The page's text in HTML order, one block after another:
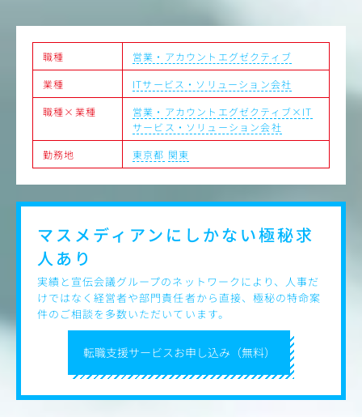
職種
営業・アカウントエグゼクティブ
業種
ITサービス・ソリューション会社
職種×業種
営業・アカウントエグゼクティブ×IT
サービス・ソリューション会社
勤務地
東京都 関東
転職支援サービスお申し込み（無料）
マスメディアンにしかない極秘求
人あり
実績と宣伝会議グループのネットワークにより、人事だ
けではなく経営者や部門責任者から直接、極秘の特命案
件のご相談を多数いただいています。